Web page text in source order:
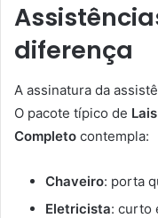
diferença
A assinatura da
O pacote típico de
Completo contempla:
Chaveiro: porta
Eletricista: curto